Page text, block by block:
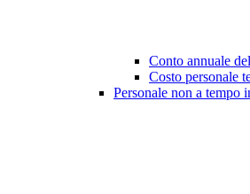
Conto annuale
Costo personale
Personale non a tempo